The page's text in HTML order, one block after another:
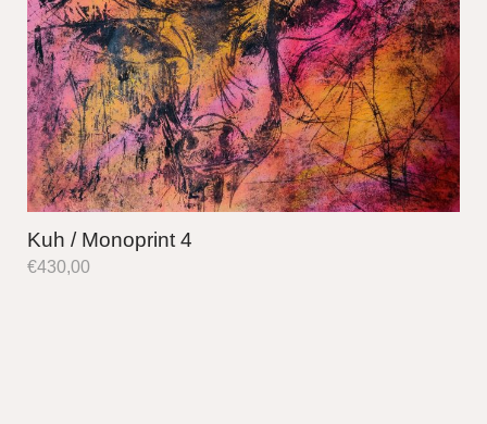
Kuh / Monoprint 4
€430,00